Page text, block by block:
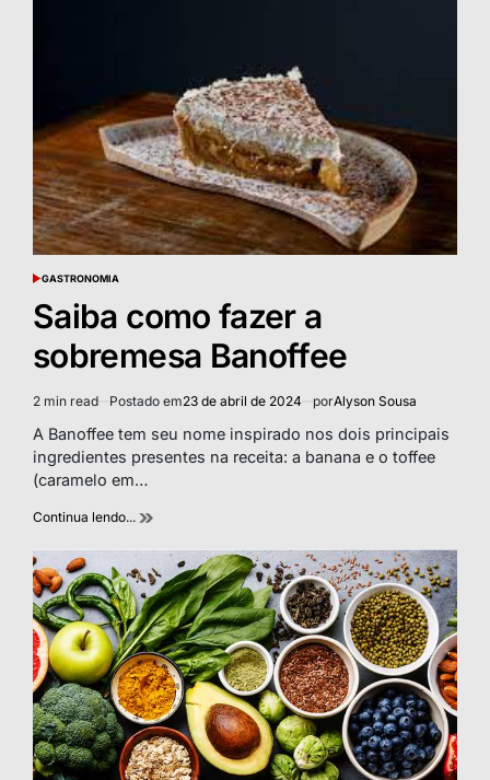
POSTED
GASTRONOMIA
Saiba como fazer a
sobremesa Banoffee
Estimated
read
time
2 min read Postado em23 de abril de 2024 porAlyson Sousa
A Banoffee tem seu nome inspirado nos dois principais
ingredientes presentes na receita: a banana e o toffee
(caramelo em…
Continua lendo...